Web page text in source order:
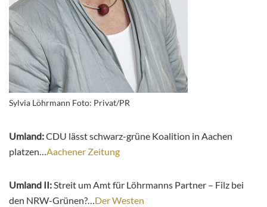
Sylvia Löhrmann Foto: Privat/PR
Umland:CDU lässt schwarz-grüne Koalition in Aachen
platzen…Aachener Zeitung
Umland II:Streit um Amt für Löhrmanns Partner – Filz bei
den NRW-Grünen?…Der Westen